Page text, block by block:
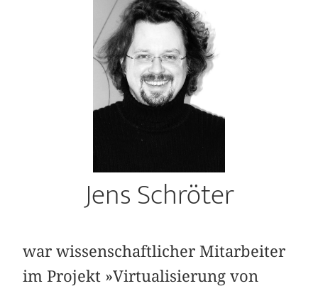
Jens Schröter
war wissenschaftlicher Mitarbeiter
im Projekt »Virtualisierung von